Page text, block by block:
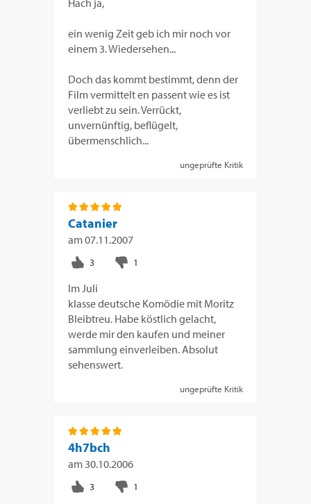
ein wenig Zeit geb ich mir noch vor
einem 3. Wiedersehen...
Doch das kommt bestimmt, denn der
Film vermittelt en passent wie es ist
verliebt zu sein. Verrückt,
unvernünftig, beflügelt,
übermenschlich...
ungeprüfte Kritik
Catanier
am07.11.2007
Im Juli
klasse deutsche Komödie mit Moritz
Bleibtreu. Habe köstlich gelacht,
werde mir den kaufen und meiner
sammlung einverleiben. Absolut
sehenswert.
ungeprüfte Kritik
4h7bch
am 30.10.2006